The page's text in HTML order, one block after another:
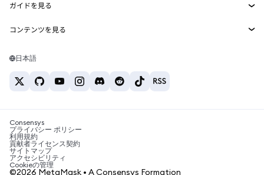
Snaps
Web3サービス
セキュリティ
サポート
キャリア
お問い合わせ
Solanaの価格
Tetherの価格
ETH→USD
USDT→INR
BTC→INR
ETH→USDT
ガイドを見る
ETHの購入
USDTの購入
SHIBの購入
BNBの購入
コンテンツを見る
Solanaウォレット
税制関連ニュース
暗号資産の購入方法は？
ビットコインを売るには？
日本語
Consensys
プライバシー ポリシー
利用規約
貢献者ライセンス契約
サイトマップ
アクセシビリティ
Cookieの管理
©2026 MetaMask • A Consensys Formation